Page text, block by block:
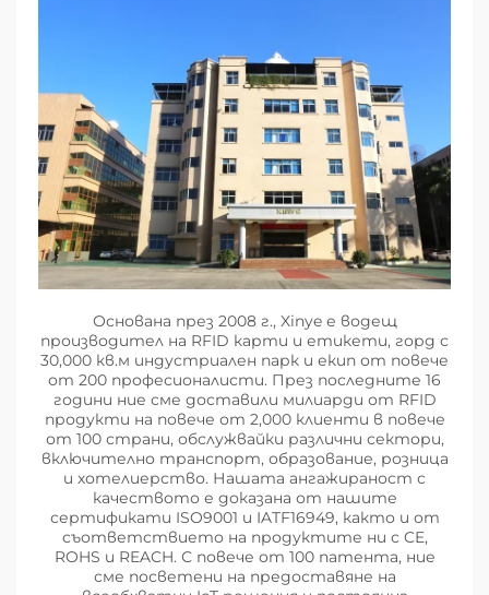
Основана през 2008 г., Xinye е водещ
производител на RFID карти и етикети, горд с
30,000 кв.м индустриален парк и екип от повече
от 200 професионалисти. През последните 16
години ние сме доставили милиарди от RFID
продукти на повече от 2,000 клиенти в повече
от 100 страни, обслужвайки различни сектори,
включително транспорт, образование, розница
и хотелиерство. Нашата ангажираност с
качеството е доказана от нашите
сертификати ISO9001 и IATF16949, както и от
съответствието на продуктите ни с CE,
ROHS и REACH. С повече от 100 патента, ние
сме посветени на предоставяне на